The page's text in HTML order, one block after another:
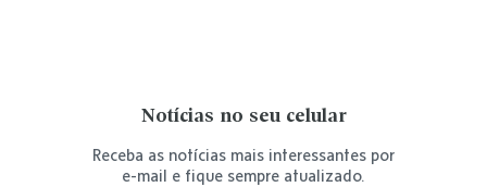
Notícias no seu celular
Receba as notícias mais interessantes por
e-mail e fique sempre atualizado.